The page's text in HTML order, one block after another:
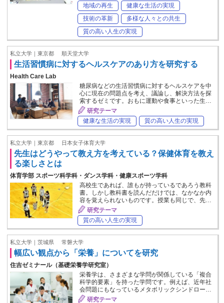
地域の再生
健康な生活の実現
技術の革新
多様な人々との共生
質の高い人生の実現
私立大学｜東京都 順天堂大学
生活習慣病に対するヘルスケアのあり方を研究する
Health Care Lab
糖尿病などの生活習慣病に対するヘルスケアを中
心に現在の問題点を考え、議論し、解決方法を探
索するゼミです。おもに運動や食事といった生…
研究テーマ
健康な生活の実現
質の高い人生の実現
私立大学｜東京都 日本女子体育大学
先生はどうやって教え方を考えている？保健体育を教え
る楽しさとは
体育学部 スポーツ科学科・ダンス学科・健康スポーツ学科
高校生であれば、誰もが持っているであろう教科
書。しかし教科書を読んだだけでは、なかなか内
容を覚えられないものです。授業も同じで、先…
研究テーマ
質の高い人生の実現
私立大学｜茨城県 常磐大学
幅広い観点から「栄養」についてを研究
住吉ゼミナール（基礎栄養学研究室）
栄養学は、さまざまな学問が関係している「複合
科学的要素」を持った学問です。例えば、近年社
会問題にもなっているメタボリックシンドロー…
研究テーマ